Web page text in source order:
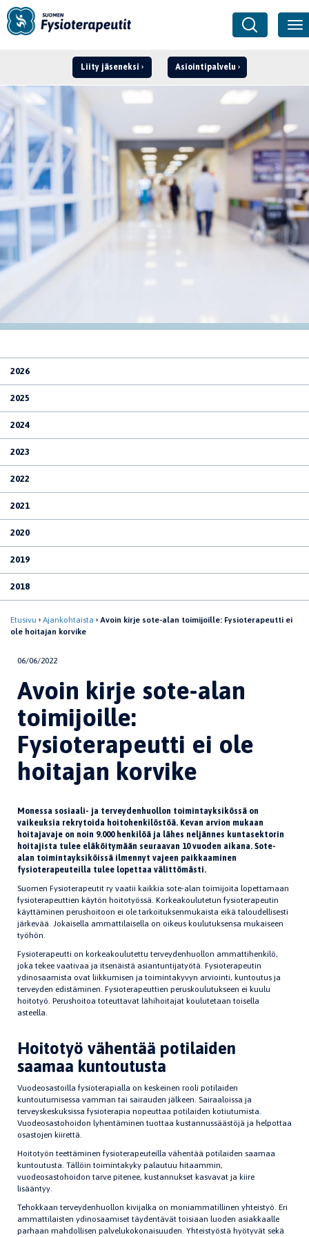
Liity jäseneksi Asiointipalvelu
Kirjaudu ›
2026
2025
2024
2023
2022
2021
2020
2019
2018
Etusivu Ajankohtaista
Avoin kirje sote-alan toimijoille: Fysioterapeutti ei
ole hoitajan korvike
06/06/2022
Avoin kirje sote-alan
toimijoille:
Fysioterapeutti ei ole
hoitajan korvike
Monessa sosiaali- ja terveydenhuollon toimintayksikössä on
vaikeuksia rekrytoida hoitohenkilöstöä. Kevan arvion mukaan
hoitajavaje on noin 9.000 henkilöä ja lähes neljännes kuntasektorin
hoitajista tulee eläköitymään seuraavan 10 vuoden aikana. Sote-
alan toimintayksiköissä ilmennyt vajeen paikkaaminen
fysioterapeuteilla tulee lopettaa välittömästi.
Suomen Fysioterapeutit ry vaatii kaikkia sote-alan toimijoita lopettamaan
fysioterapeuttien käytön hoitotyössä. Korkeakoulutetun fysioterapeutin
käyttäminen perushoitoon ei ole tarkoituksenmukaista eikä taloudellisesti
järkevää. Jokaisella ammattilaisella on oikeus koulutuksensa mukaiseen
työhön.
Fysioterapeutti on korkeakoulutettu terveydenhuollon ammattihenkilö,
joka tekee vaativaa ja itsenäistä asiantuntijatyötä. Fysioterapeutin
ydinosaamista ovat liikkumisen ja toimintakyvyn arviointi, kuntoutus ja
terveyden edistäminen. Fysioterapeuttien peruskoulutukseen ei kuulu
hoitotyö. Perushoitoa toteuttavat lähihoitajat koulutetaan toisella
asteella.
Hoitotyö vähentää potilaiden
saamaa kuntoutusta
Vuodeosastoilla fysioterapialla on keskeinen rooli potilaiden
kuntoutumisessa vamman tai sairauden jälkeen. Sairaaloissa ja
terveyskeskuksissa fysioterapia nopeuttaa potilaiden kotiutumista.
Vuodeosastohoidon lyhentäminen tuottaa kustannussäästöjä ja helpottaa
osastojen kiirettä.
Hoitotyön teettäminen fysioterapeuteilla vähentää potilaiden saamaa
kuntoutusta. Tällöin toimintakyky palautuu hitaammin,
vuodeosastohoidon tarve pitenee, kustannukset kasvavat ja kiire
lisääntyy.
Tehokkaan terveydenhuollon kivijalka on moniammatillinen yhteistyö. Eri
ammattilaisten ydinosaamiset täydentävät toisiaan luoden asiakkaalle
parhaan mahdollisen palvelukokonaisuuden. Yhteistyöstä hyötyvät sekä